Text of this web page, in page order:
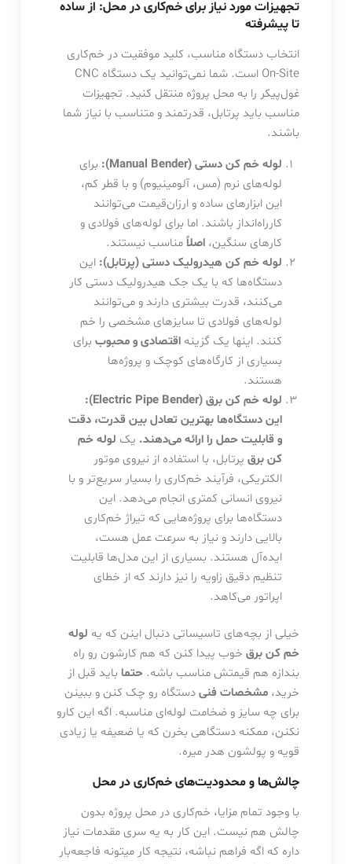
تجهیزات مورد نیاز برای خم‌کاری در محل: از ساده
تا پیشرفته
انتخاب دستگاه مناسب، کلید موفقیت در خم‌کاری
On-Site است. شما نمی‌توانید یک دستگاه CNC
غول‌پیکر را به محل پروژه منتقل کنید. تجهیزات
مناسب باید پرتابل، قدرتمند و متناسب با نیاز شما
باشند.
لوله خم کن دستی (Manual Bender):
برای
لوله‌های نرم (مس، آلومینیوم) و با قطر کم،
این ابزارهای ساده و ارزان‌قیمت می‌توانند
کارراه‌انداز باشند. اما برای لوله‌های فولادی و
کارهای سنگین،اصلاًمناسب نیستند.
لوله خم کن هیدرولیک دستی (پرتابل): این
دستگاه‌ها که با یک جک هیدرولیک دستی کار
می‌کنند، قدرت بیشتری دارند و می‌توانند
لوله‌های فولادی تا سایزهای مشخصی را خم
کنند. اینها یک گزینهاقتصادی و محبوب برای
بسیاری از کارگاه‌های کوچک و پروژه‌ها
هستند.
لوله خم کن برق (Electric Pipe Bender):
این دستگاه‌ها بهترین تعادل بین قدرت، دقت
و قابلیت حمل را ارائه می‌دهند. یک لوله خم
کن برق پرتابل، با استفاده از نیروی موتور
الکتریکی، فرآیند خم‌کاری را بسیار سریع‌تر و با
نیروی انسانی کمتری انجام می‌دهد. این
دستگاه‌ها برای پروژه‌هایی که تیراژ خم‌کاری
بالایی دارند و نیاز به سرعت عمل هست،
ایده‌آل هستند. بسیاری از این مدل‌ها قابلیت
تنظیم دقیق زاویه را نیز دارند که از خطای
اپراتور می‌کاهد.
خیلی از بچه‌های تاسیساتی دنبال اینن که یه لوله
خم کن برقخوب پیدا کنن که هم کارشون رو راه
بندازه هم قیمتش مناسب باشه. حتماباید قبل از
خرید، مشخصات فنیدستگاه رو چک کنن و ببینن
برای چه سایز و ضخامت لوله‌ای مناسبه. اگه این کارو
نکنن، ممکنه دستگاهی بخرن که یا ضعیفه یا زیادی
قویه و پولشون هدر میره.
چالش‌ها و محدودیت‌های خم‌کاری در محل
با وجود تمام مزایا، خم‌کاری در محل پروژه بدون
چالش هم نیست. این کار به یه سری مقدمات نیاز
داره که اگه فراهم نباشه، نتیجه کار میتونه فاجعه‌بار